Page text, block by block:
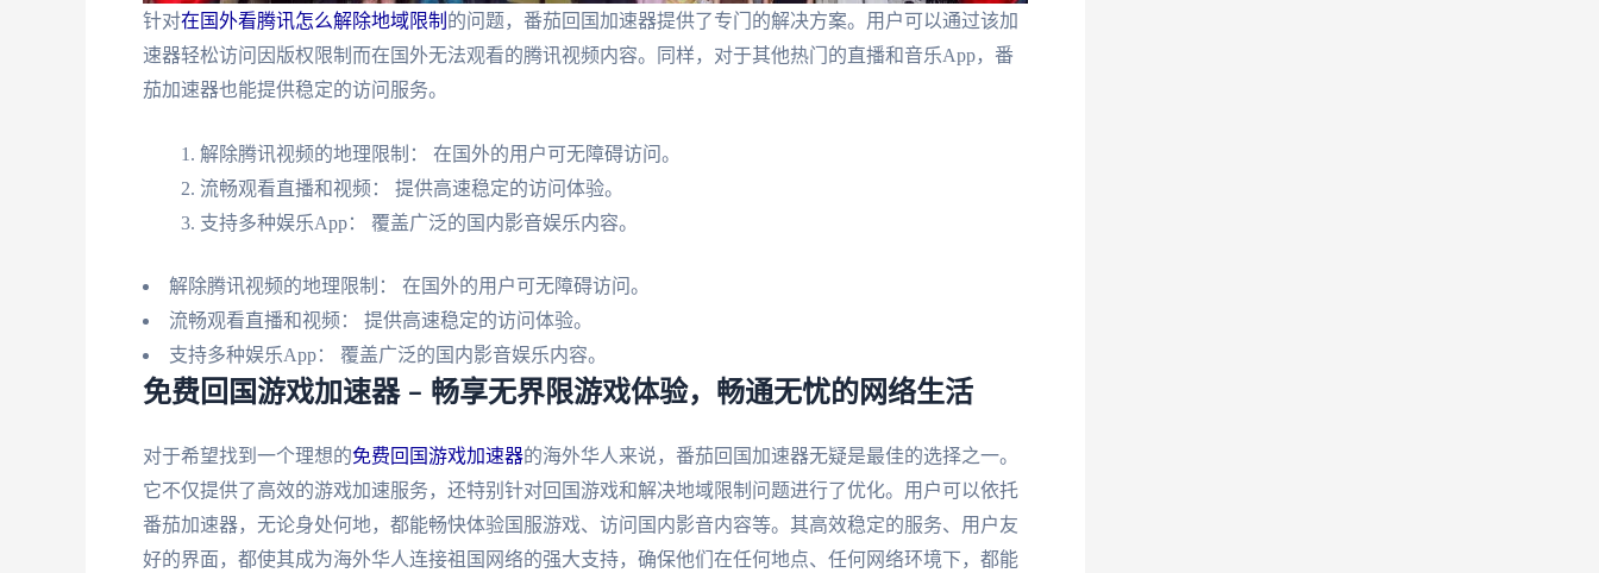
针对在国外看腾讯怎么解除地域限制 的问题，番茄回国加速器提供了专门的解决方案。用户可以通过该加
速器轻松访问因版权限制而在国外无法观看的腾讯视频内容。同样，对于其他热门的直播和音乐App，番
茄加速器也能提供稳定的访问服务。
解除腾讯视频的地理限制： 在国外的用户可无障碍访问。
流畅观看直播和视频： 提供高速稳定的访问体验。
支持多种娱乐App： 覆盖广泛的国内影音娱乐内容。
解除腾讯视频的地理限制： 在国外的用户可无障碍访问。
流畅观看直播和视频： 提供高速稳定的访问体验。
支持多种娱乐App： 覆盖广泛的国内影音娱乐内容。
免费回国游戏加速器 – 畅享无界限游戏体验，畅通无忧的网络生活
对于希望找到一个理想的免费回国游戏加速器的海外华人来说，番茄回国加速器无疑是最佳的选择之一。
它不仅提供了高效的游戏加速服务，还特别针对回国游戏和解决地域限制问题进行了优化。用户可以依托
番茄加速器，无论身处何地，都能畅快体验国服游戏、访问国内影音内容等。其高效稳定的服务、用户友
好的界面，都使其成为海外华人连接祖国网络的强大支持，确保他们在任何地点、任何网络环境下，都能